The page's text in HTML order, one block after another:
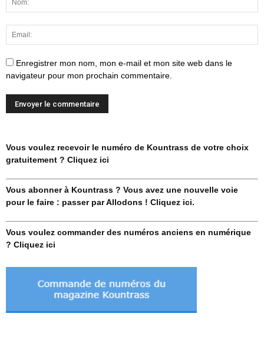
Enregistrer mon nom, mon e-mail et mon site web dans le
navigateur pour mon prochain commentaire.
Vous voulez recevoir le numéro de Kountrass de votre choix
gratuitement ? Cliquez ici
Vous abonner à Kountrass ? Vous avez une nouvelle voie
pour le faire : passer par Allodons ! Cliquez ici.
Vous voulez commander des numéros anciens en numérique
? Cliquez ici